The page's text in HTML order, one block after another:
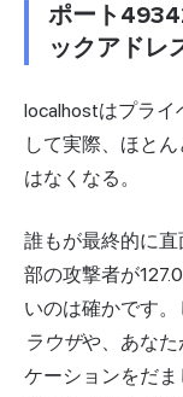
ポート
ックアドレ
localhostはプラ
して実際、ほと
はなくなる。
誰もが最終的に
部の攻撃者が
いのは確かです。
ラウザや、あなた
ケーションをだ